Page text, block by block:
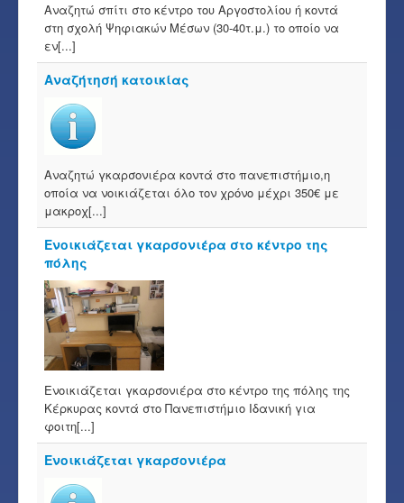
Αναζητώ σπίτι στο κέντρο του Αργοστολίου ή κοντά
στη σχολή Ψηφιακών Μέσων (30-40τ.μ.) το οποίο να
εν[...]
Αναζήτησή κατοικίας
Αναζητώ γκαρσονιέρα κοντά στο πανεπιστήμιο,η
οποία να νοικιάζεται όλο τον χρόνο μέχρι 350€ με
μακροχ[...]
Ενοικιάζεται γκαρσονιέρα στο κέντρο της
πόλης
Ενοικιάζεται γκαρσονιέρα στο κέντρο της πόλης της
Κέρκυρας κοντά στο Πανεπιστήμιο Ιδανική για
φοιτη[...]
Ενοικιάζεται γκαρσονιέρα